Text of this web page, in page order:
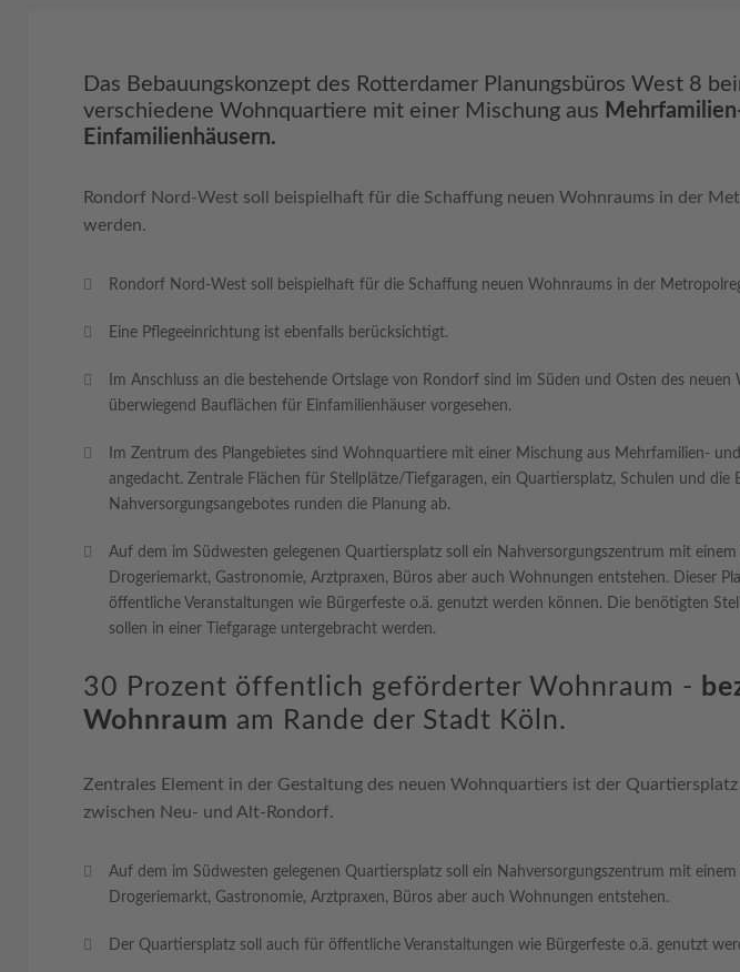
Das Bebauungskonzept des Rotterdamer Planungsbüros West 8
verschiedene Wohnquartiere mit einer Mischung aus
Einfamilienhäusern.
Rondorf Nord-West soll beispielhaft für die Schaffung neuen Wohnraums in der
werden.
Rondorf Nord-West soll beispielhaft für die Schaffung neuen Wohnraums in der
Eine Pflegeeinrichtung ist ebenfalls berücksichtigt.
Im Anschluss an die bestehende Ortslage von Rondorf sind im Süden und Osten des neuen
überwiegend Bauflächen für Einfamilienhäuser vorgesehen.
Im Zentrum des Plangebietes sind Wohnquartiere mit einer Mischung aus Mehrfamilien-
angedacht. Zentrale Flächen für Stellplätze/Tiefgaragen, ein Quartiersplatz, Schulen und die
Nahversorgungsangebotes runden die Planung ab.
Auf dem im Südwesten gelegenen Quartiersplatz soll ein Nahversorgungszentrum mit
Drogeriemarkt, Gastronomie, Arztpraxen, Büros aber auch Wohnungen entstehen. Dieser
öffentliche Veranstaltungen wie Bürgerfeste o.ä. genutzt werden können. Die benötigten
sollen in einer Tiefgarage untergebracht werden.
30 Prozent öffentlich geförderter Wohnraum -
Wohnraum am Rande der Stadt Köln.
Zentrales Element in der Gestaltung des neuen Wohnquartiers ist der
zwischen Neu- und Alt-Rondorf.
Auf dem im Südwesten gelegenen Quartiersplatz soll ein Nahversorgungszentrum mit
Drogeriemarkt, Gastronomie, Arztpraxen, Büros aber auch Wohnungen entstehen.
Der Quartiersplatz soll auch für öffentliche Veranstaltungen wie Bürgerfeste o.ä. genutzt